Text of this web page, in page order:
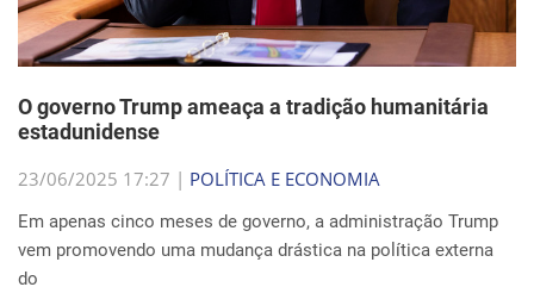
O governo Trump ameaça a tradição humanitária
estadunidense
23/06/2025 17:27 | POLÍTICA E ECONOMIA
Em apenas cinco meses de governo, a administração Trump
vem promovendo uma mudança drástica na política externa
do